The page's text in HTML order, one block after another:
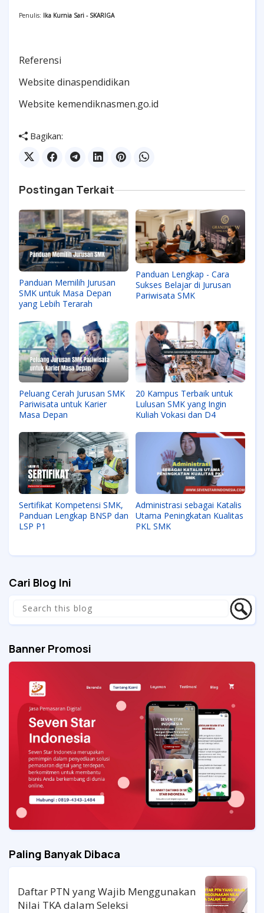
Penulis: Ika Kurnia Sari - SKARIGA
Referensi
Website dinaspendidikan
Website kemendiknasmen.go.id
Bagikan:
Postingan Terkait
Panduan Memilih Jurusan
SMK untuk Masa Depan
yang Lebih Terarah
Panduan Lengkap - Cara
Sukses Belajar di Jurusan
Pariwisata SMK
Peluang Cerah Jurusan SMK
Pariwisata untuk Karier
Masa Depan
20 Kampus Terbaik untuk
Lulusan SMK yang Ingin
Kuliah Vokasi dan D4
Sertifikat Kompetensi SMK,
Panduan Lengkap BNSP dan
LSP P1
Administrasi sebagai Katalis
Utama Peningkatan Kualitas
PKL SMK
Cari Blog Ini
Banner Promosi
Paling Banyak Dibaca
Daftar PTN yang Wajib Menggunakan
Nilai TKA dalam Seleksi